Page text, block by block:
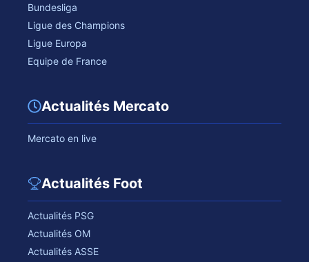
Bundesliga
Ligue des Champions
Ligue Europa
Equipe de France
Actualités Mercato
Mercato en live
Actualités Foot
Actualités PSG
Actualités OM
Actualités ASSE